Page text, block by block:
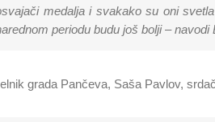
medalja i svakako su oni
periodu budu još bolji – navodi
grada Pančeva, Saša Pavlov,